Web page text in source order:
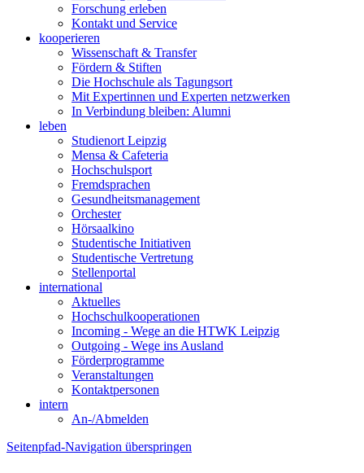
Forschung erleben
Kontakt und Service
kooperieren
Wissenschaft & Transfer
Fördern & Stiften
Die Hochschule als Tagungsort
Mit Expertinnen und Experten netzwerken
In Verbindung bleiben: Alumni
leben
Studienort Leipzig
Mensa & Cafeteria
Hochschulsport
Fremdsprachen
Gesundheitsmanagement
Orchester
Hörsaalkino
Studentische Initiativen
Studentische Vertretung
Stellenportal
international
Aktuelles
Hochschulkooperationen
Incoming - Wege an die HTWK Leipzig
Outgoing - Wege ins Ausland
Förderprogramme
Veranstaltungen
Kontaktpersonen
intern
An-/Abmelden
Seitenpfad-Navigation überspringen